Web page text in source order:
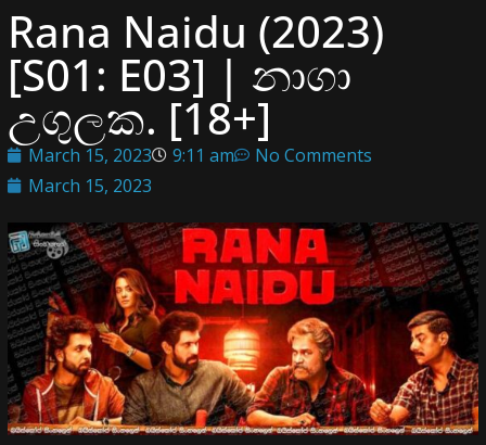
Rana Naidu (2023)
[S01: E03] | නාගා
උගුලක. [18+]
March 15, 2023 9:11 am
No Comments
March 15, 2023